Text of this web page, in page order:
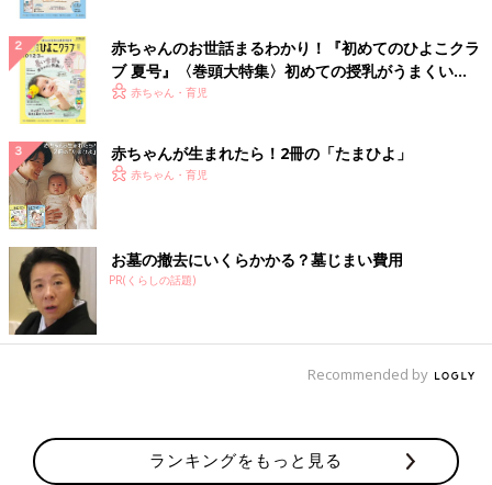
赤ちゃんのお世話まるわかり！『初めてのひよこクラ
ブ 夏号』〈巻頭大特集〉初めての授乳がうまくい
く！ おっぱい・ミルクの基本と夏のトラブル 解決テ
赤ちゃん・育児
赤ちゃんが生まれたら！2冊の「たまひよ」
赤ちゃん・育児
お墓の撤去にいくらかかる？墓じまい費用
PR(くらしの話題)
Recommended by
ランキングをもっと見る